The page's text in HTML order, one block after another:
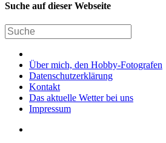
Suche auf dieser Webseite
Über mich, den Hobby-Fotografen
Datenschutzerklärung
Kontakt
Das aktuelle Wetter bei uns
Impressum